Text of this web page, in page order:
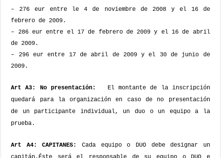
– 276 eur
entre le 4 de noviembre de 2008 y el 16 de
febrero de 2009.
– 286 eur entre el 17 de febrero de 2009 y el 16 de abril
de 2009.
– 296 eur entre 17 de abril de 2009 y el 30 de junio de
2009.
Art A3: No presentación:
El montante de la inscripción
quedará para la organización en caso de no presentación
de un participante individual, un duo o un equipo a la
prueba.
Art A4: CAPITANES:
Cada equipo o DUO debe designar un